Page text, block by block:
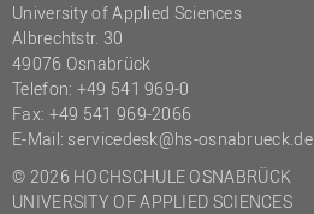
(PMO)
Prozessmanagement
Recht
Science to Business GmbH
Studierendensekretariat
University of Applied Sciences
Albrechtstr. 30
49076 Osnabrück
Telefon: +49 541 969-0
Fax: +49 541 969-2066
E-Mail: servicedesk@hs-osnabrueck.de
© 2026 HOCHSCHULE OSNABRÜCK
UNIVERSITY OF APPLIED SCIENCES